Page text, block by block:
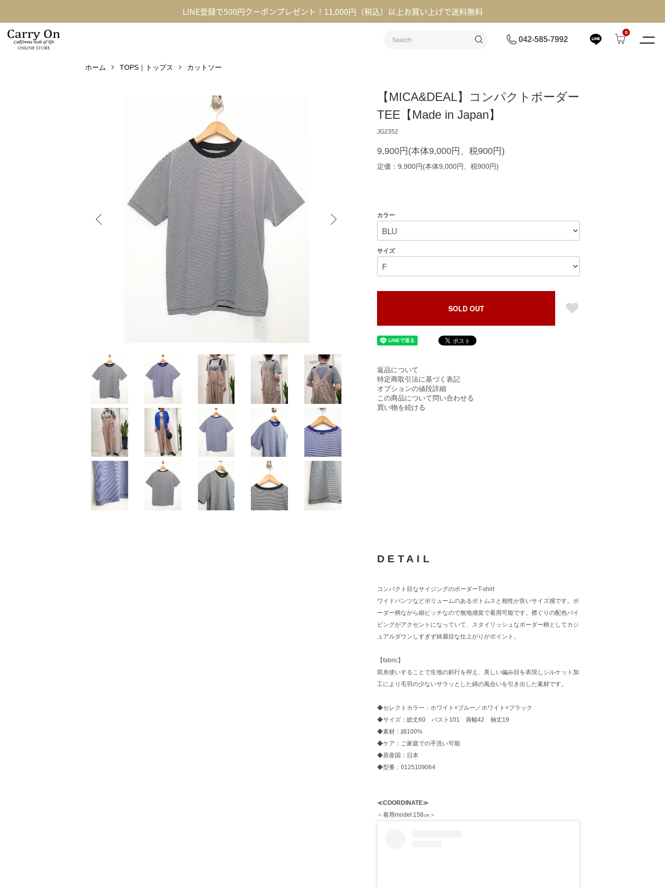
LINE登録で500円クーポンプレゼント！11,000円（税込）以上お買い上げで送料無料
042-585-7992
0
ホーム TOPS｜トップス カットソー
【MICA&DEAL】コンパクトボーダー
TEE【Made in Japan】
JG2352
9,900円(本体9,000円、税900円)
定価：9,900円(本体9,000円、税900円)
カラー
サイズ
SOLD OUT
返品について
特定商取引法に基づく表記
オプションの値段詳細
この商品について問い合わせる
買い物を続ける
DETAIL
コンパクト目なサイジングのボーダーT-shirt
ワイドパンツなどボリュームのあるボトムスと相性が良いサイズ感です。ボ
ーダー柄ながら細ピッチなので無地感覚で着用可能です。襟ぐりの配色パイ
ピングがアクセントになっていて、スタイリッシュなボーダー柄としてカジ
ュアルダウンしすぎず綺麗目な仕上がりがポイント。
【fabric】
双糸使いすることで生地の斜行を抑え、美しい編み目を表現しシルケット加
工により毛羽の少ないサラッとした綿の風合いを引き出した素材です。
◆セレクトカラー：ホワイト×ブルー／ホワイト×ブラック
◆サイズ：総丈60 バスト101 肩幅42 袖丈19
◆素材：綿100%
◆ケア：ご家庭での手洗い可能
◆原産国：日本
◆型番：0125109064
≪COORDINATE≫
＜着用model:158㎝＞